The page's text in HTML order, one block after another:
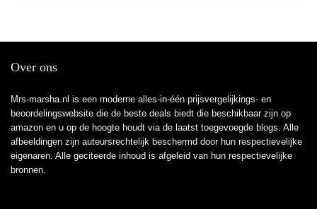
Over ons
Mrs-marsha.nl is een moderne alles-in-één prijsvergelijkings- en
beoordelingswebsite die de beste deals biedt die beschikbaar zijn op
amazon en u op de hoogte houdt via de laatst toegevoegde blogs. Alle
afbeeldingen zijn auteursrechtelijk beschermd door hun respectievelijke
eigenaren. Alle geciteerde inhoud is afgeleid van hun respectievelijke
bronnen.